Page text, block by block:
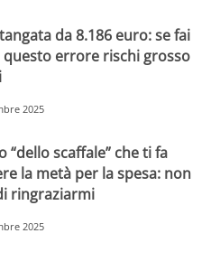
da 8.186 euro: se fai
questo errore rischi grosso
2025
“dello scaffale” che ti fa
la metà per la spesa: non
ringraziarmi
2025